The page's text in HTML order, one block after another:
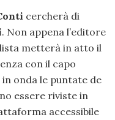
cercherà di
. Non appena l’editore
metterà in atto il
con il capo
onda le puntate de
essere riviste in
accessibile